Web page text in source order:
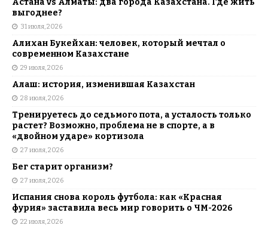
выгоднее?
31 июля, 2026
Алихан Букейхан: человек, который мечтал о
современном Казахстане
29 июля, 2026
Алаш: история, изменившая Казахстан
28 июля, 2026
Тренируетесь до седьмого пота, а усталость только
растет? Возможно, проблема не в спорте, а в
«двойном ударе» кортизола
27 июля, 2026
Бег старит организм?
27 июля, 2026
Испания снова король футбола: как «Красная
фурия» заставила весь мир говорить о ЧМ-2026
22 июля, 2026